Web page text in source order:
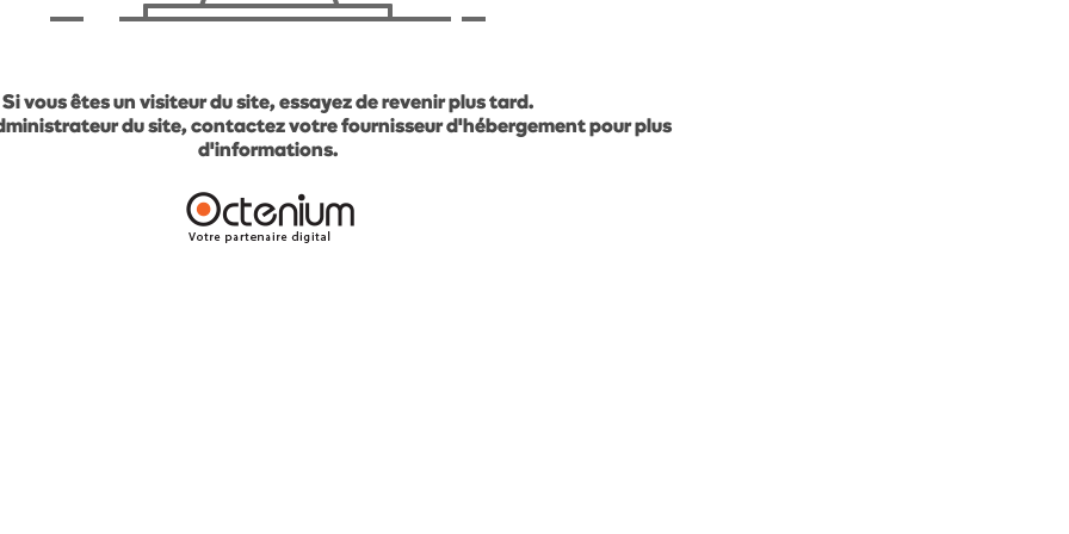
Si vous êtes un visiteur du site, essayez de revenir plus tard.
du site, contactez votre fournisseur d'hébergement pour plus
d'informations.